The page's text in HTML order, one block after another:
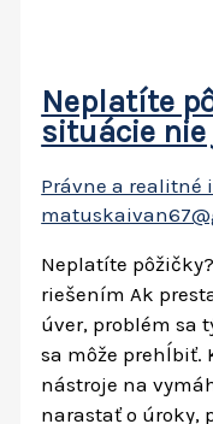
Neplatíte
situácie
Právne a realitné
Neplatíte
riešením Ak
úver, problém sa
sa môže prehĺbiť.
nástroje na
narastať o úroky,